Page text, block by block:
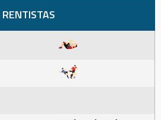
RENTISTAS